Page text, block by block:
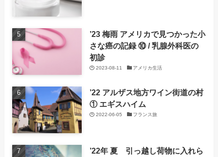
’23 梅雨 アメリカで見つかった小
さな癌の記録 ⑩ / 乳腺外科医の
初診
2023-08-11 アメリカ生活
’22 アルザス地方ワイン街道の村
① エギスハイム
2022-06-05 フランス旅
’22年 夏 引っ越し荷物に入れら